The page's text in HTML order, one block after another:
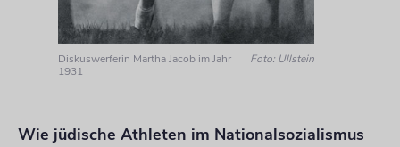
Diskuswerferin Martha Jacob im Jahr
1931
Foto: Ullstein
Wie jüdische Athleten im Nationalsozialismus